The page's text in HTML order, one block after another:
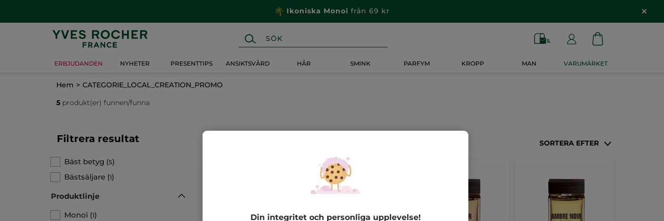
Ikoniska Monoi från 69 kr
ERBJUDANDEN NYHETER PRESENTTIPS ANSIKTSVÅRD HÅR SMINK PARFYM KROPP MAN VARUMÄRKET
Hem
CATEGORIE_LOCAL_CREATION_PROMO
5 produkt(er) funnen/funna
Filtrera resultat
Bäst betyg (5)
Bästsäljare (1)
Produktlinje
Monoï (1)
SORTERA EFTER
Din integritet och personliga upplevelse!